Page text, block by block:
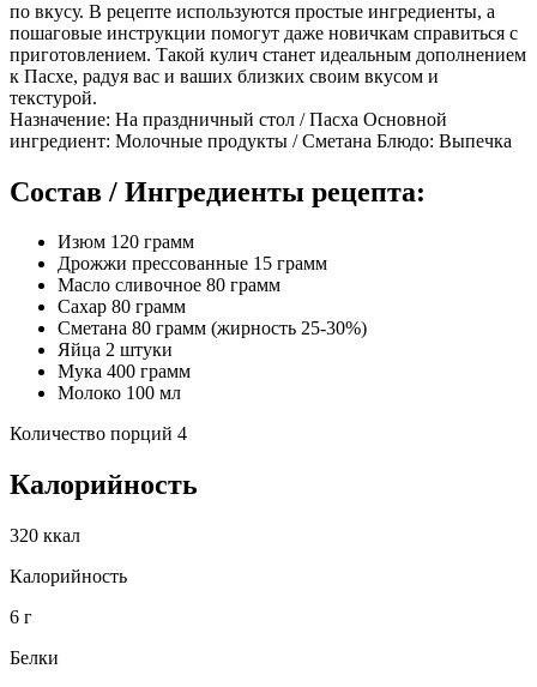
по вкусу. В рецепте используются простые ингредиенты, а
пошаговые инструкции помогут даже новичкам справиться с
приготовлением. Такой кулич станет идеальным дополнением
к Пасхе, радуя вас и ваших близких своим вкусом и
текстурой.
Назначение: На праздничный стол / Пасха Основной
ингредиент: Молочные продукты / Сметана Блюдо: Выпечка
Состав / Ингредиенты рецепта:
Изюм 120 грамм
Дрожжи прессованные 15 грамм
Масло сливочное 80 грамм
Сахар 80 грамм
Сметана 80 грамм (жирность 25-30%)
Яйца 2 штуки
Мука 400 грамм
Молоко 100 мл
Количество порций 4
Калорийность
320 ккал
Калорийность
6 г
Белки